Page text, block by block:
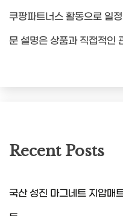
쿠팡파트너스 활동으로 일
문 설명은 상품과 직접적인
Recent Posts
국산 성진 마그네트 지압매